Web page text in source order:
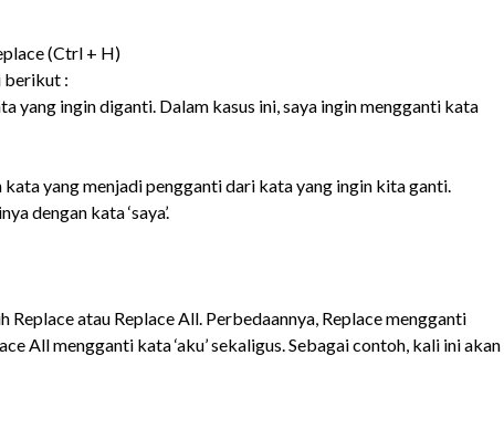
(Ctrl + H)
berikut :
yang ingin diganti. Dalam kasus ini, saya ingin mengganti kata
kata yang menjadi pengganti dari kata yang ingin kita ganti.
dengan kata ‘saya’.
atau Replace All. Perbedaannya, Replace mengganti
All mengganti kata ‘aku’ sekaligus. Sebagai contoh, kali ini akan